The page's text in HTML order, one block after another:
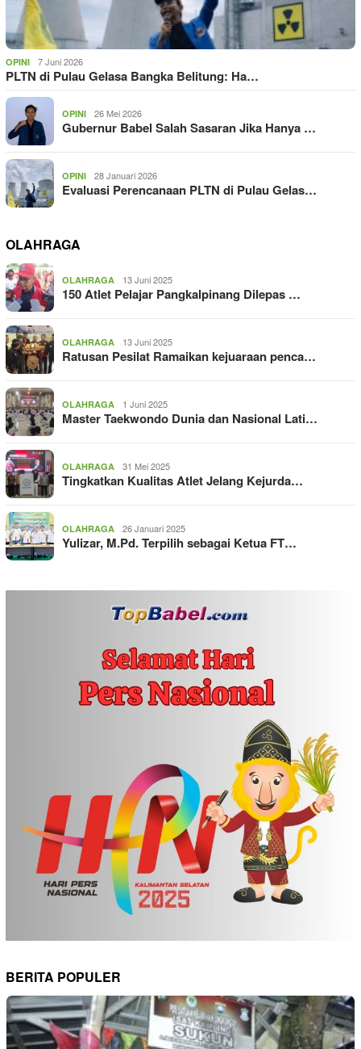
OPINI 7 Juni 2026
PLTN di Pulau Gelasa Bangka Belitung: Ha…
OPINI 26 Mei 2026
Gubernur Babel Salah Sasaran Jika Hanya …
OPINI 28 Januari 2026
Evaluasi Perencanaan PLTN di Pulau Gelas…
OLAHRAGA
OLAHRAGA 13 Juni 2025
150 Atlet Pelajar Pangkalpinang Dilepas …
OLAHRAGA 13 Juni 2025
Ratusan Pesilat Ramaikan kejuaraan penca…
OLAHRAGA 1 Juni 2025
Master Taekwondo Dunia dan Nasional Lati…
OLAHRAGA 31 Mei 2025
Tingkatkan Kualitas Atlet Jelang Kejurda…
OLAHRAGA 26 Januari 2025
Yulizar, M.Pd. Terpilih sebagai Ketua FT…
BERITA POPULER